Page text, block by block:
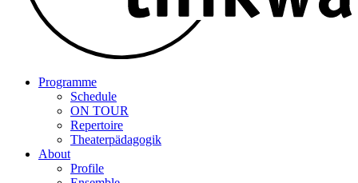
Programme
Schedule
ON TOUR
Repertoire
Theaterpädagogik
About
Profile